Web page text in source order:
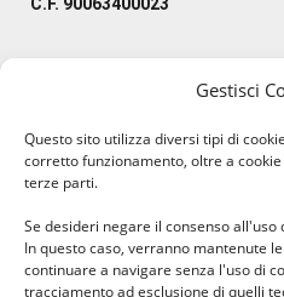
Gestisci
Questo sito utilizza diversi tipi di
corretto funzionamento, oltre a
terze parti.
Se desideri negare il consenso all'uso
In questo caso, verranno mantenute
continuare a navigare senza l'uso di
tracciamento ad esclusione di quelli